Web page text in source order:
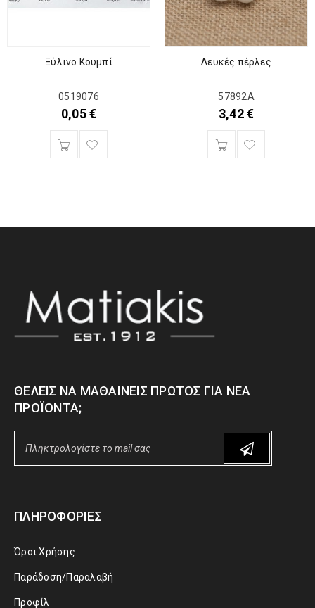
Ξύλινο Κουμπί
0519076
0,05€
Λευκές πέρλες
57892Α
3,42€
ΘΈΛΕΙΣ ΝΑ ΜΑΘΑΊΝΕΙΣ ΠΡΏΤΟΣ ΓΙΑ ΝΈΑ
ΠΡΟΪΌΝΤΑ;
ΠΛΗΡΟΦΟΡΊΕΣ
Όροι Χρήσης
Παράδοση/Παραλαβή
Προφίλ